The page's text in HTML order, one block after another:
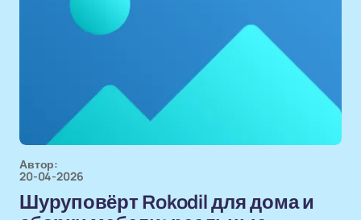
Автор:
20-04-2026
Шуруповёрт Rokodil для дома и